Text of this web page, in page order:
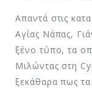
Απαντά στις
Αγίας Νάπας,
ξένο τύπο, τα
Μιλώντας στη
ξεκάθαρα πως